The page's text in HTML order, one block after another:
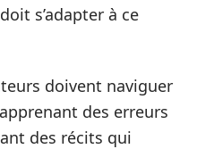
s’adapter à ce
doivent naviguer
des erreurs
des récits qui